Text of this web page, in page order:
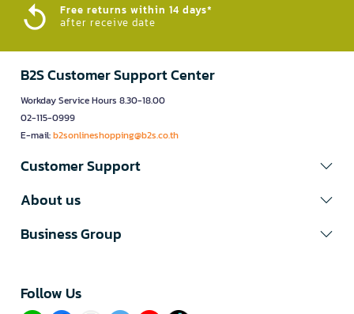
Free returns within 14 days*
after receive date
B2S Customer Support Center
Workday Service Hours 8.30-18.00
02-115-0999
E-mail:b2sonlineshopping@b2s.co.th
Customer Support
About us
Business Group
Follow Us​